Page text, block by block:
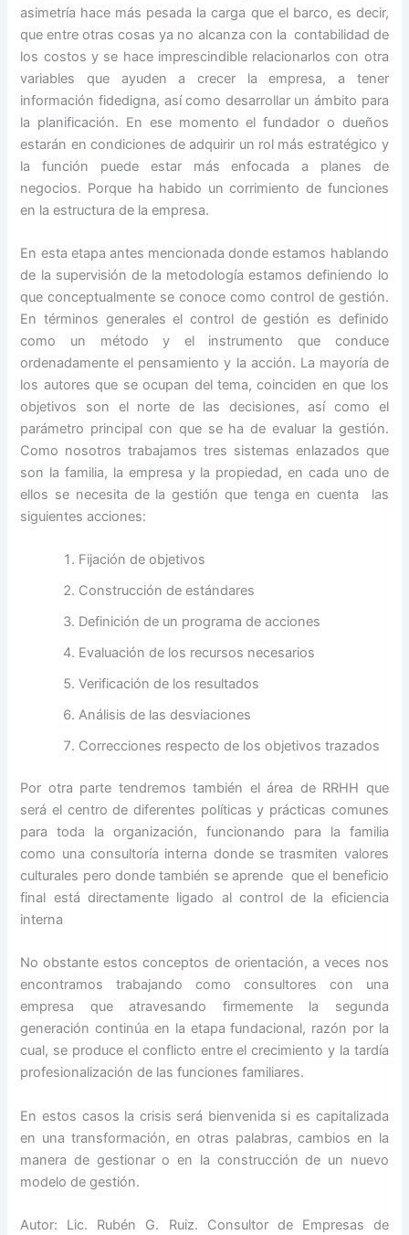
asimetría hace más pesada la carga que el barco, es decir,
que entre otras cosas ya no alcanza con la contabilidad de
los costos y se hace imprescindible relacionarlos con otra
variables que ayuden a crecer la empresa, a tener
información fidedigna, así como desarrollar un ámbito para
la planificación. En ese momento el fundador o dueños
estarán en condiciones de adquirir un rol más estratégico y
la función puede estar más enfocada a planes de
negocios. Porque ha habido un corrimiento de funciones
en la estructura de la empresa.
En esta etapa antes mencionada donde estamos hablando
de la supervisión de la metodología estamos definiendo lo
que conceptualmente se conoce como control de gestión.
En términos generales el control de gestión es definido
como un método y el instrumento que conduce
ordenadamente el pensamiento y la acción. La mayoría de
los autores que se ocupan del tema, coinciden en que los
objetivos son el norte de las decisiones, así como el
parámetro principal con que se ha de evaluar la gestión.
Como nosotros trabajamos tres sistemas enlazados que
son la familia, la empresa y la propiedad, en cada uno de
ellos se necesita de la gestión que tenga en cuenta las
siguientes acciones:
Fijación de objetivos
Construcción de estándares
Definición de un programa de acciones
Evaluación de los recursos necesarios
Verificación de los resultados
Análisis de las desviaciones
Correcciones respecto de los objetivos trazados
Por otra parte tendremos también el área de RRHH que
será el centro de diferentes políticas y prácticas comunes
para toda la organización, funcionando para la familia
como una consultoría interna donde se trasmiten valores
culturales pero donde también se aprende que el beneficio
final está directamente ligado al control de la eficiencia
interna
No obstante estos conceptos de orientación, a veces nos
encontramos trabajando como consultores con una
empresa que atravesando firmemente la segunda
generación continúa en la etapa fundacional, razón por la
cual, se produce el conflicto entre el crecimiento y la tardía
profesionalización de las funciones familiares.
En estos casos la crisis será bienvenida si es capitalizada
en una transformación, en otras palabras, cambios en la
manera de gestionar o en la construcción de un nuevo
modelo de gestión.
Autor: Lic. Rubén G. Ruiz. Consultor de Empresas de